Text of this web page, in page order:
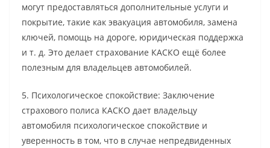
могут предоставляться дополнительные услуги и
покрытие, такие как эвакуация автомобиля, замена
ключей, помощь на дороге, юридическая поддержка
и т. д. Это делает страхование КАСКО ещё более
полезным для владельцев автомобилей.
5. Психологическое спокойствие: Заключение
страхового полиса КАСКО дает владельцу
автомобиля психологическое спокойствие и
уверенность в том, что в случае непредвиденных